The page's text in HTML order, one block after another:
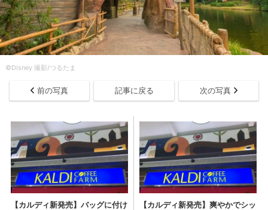
©Disney 撮影/つるたま
前の写真 記事に戻る 次の写真